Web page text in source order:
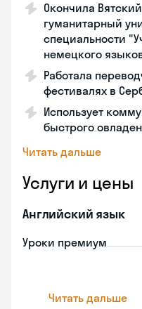
Окончила
гуманитарный
специальности
немецкого
Работала
фестивалях в
Использует
быстрого
Читать дальше
Услуги и цены
Английский язык
Уроки премиум
Читать дальше